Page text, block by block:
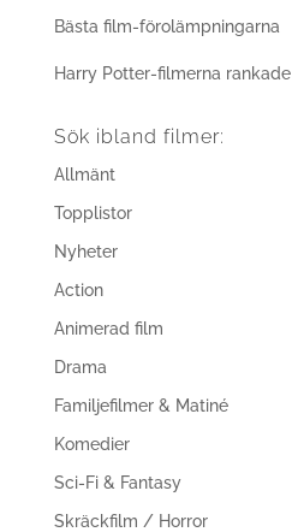
Bästa film-förolämpningarna
Harry Potter-filmerna rankade
Sök ibland filmer:
Allmänt
Topplistor
Nyheter
Action
Animerad film
Drama
Familjefilmer & Matiné
Komedier
Sci-Fi & Fantasy
Skräckfilm / Horror